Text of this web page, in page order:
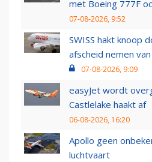
met Boeing 777F
07-08-2026, 9:52
SWISS hakt knoop
afscheid nemen
07-08-2026, 9:09
easyJet wordt
Castlelake haakt af
06-08-2026, 16:20
Apollo geen
luchtvaart